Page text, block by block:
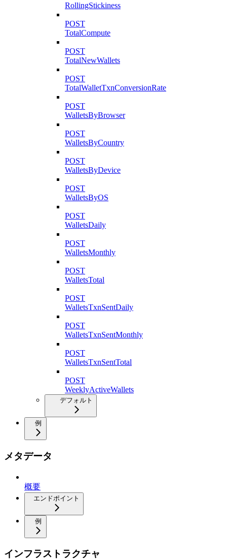
RollingStickiness
POST
TotalCompute
POST
TotalNewWallets
POST
TotalWalletTxnConversionRate
POST
WalletsByBrowser
POST
WalletsByCountry
POST
WalletsByDevice
POST
WalletsByOS
POST
WalletsDaily
POST
WalletsMonthly
POST
WalletsTotal
POST
WalletsTxnSentDaily
POST
WalletsTxnSentMonthly
POST
WalletsTxnSentTotal
POST
WeeklyActiveWallets
デフォルト
例
メタデータ
概要
エンドポイント
例
インフラストラクチャ